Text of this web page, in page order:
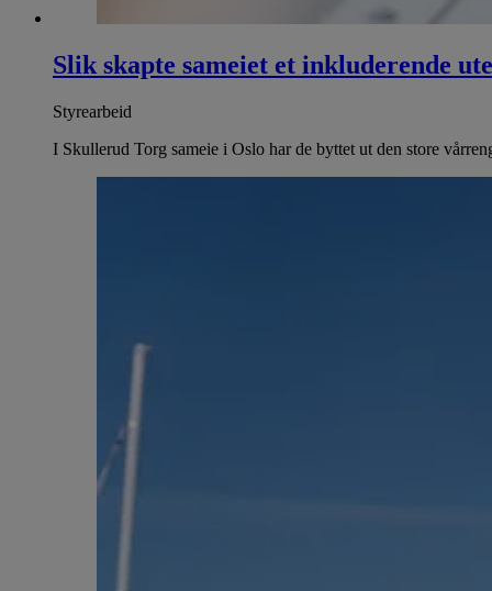
Slik skapte sameiet et inkluderende
Styrearbeid
I Skullerud Torg sameie i Oslo har de byttet ut den store